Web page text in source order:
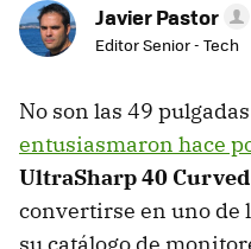
Javier Pastor
Editor Senior - Tech
No son las 49
entusiasmaron hace
UltraSharp 40
convertirse en uno de
su catálogo de